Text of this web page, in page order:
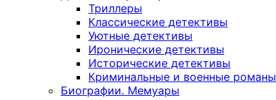
Триллеры
Классические детективы
Уютные детективы
Иронические детективы
Исторические детективы
Криминальные и военные романы
Биографии. Мемуары